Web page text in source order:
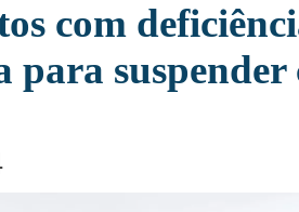
com
para suspender